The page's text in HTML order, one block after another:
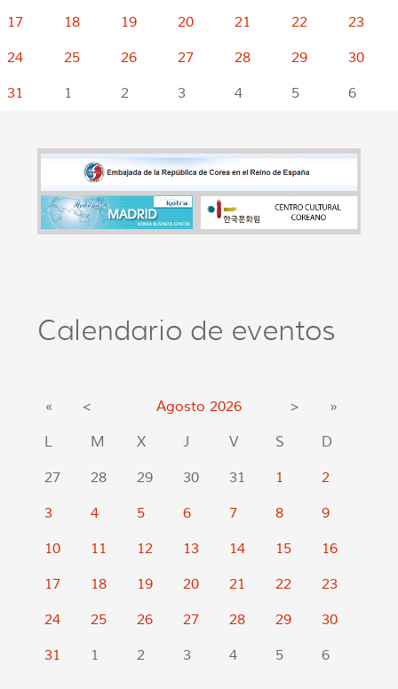
17 18 19 20 21 22
23
24
25 26 27 28 29
30
31
1 2 3 4 5 6
Calendario de eventos
« < Agosto 2026 >
»
L
M X J V S
D
27
28 29 30 31 1
2
3
4 5 6 7 8
9
10
11 12 13 14 15
16
17
18 19 20 21 22
23
24
25 26 27 28 29
30
31
1 2 3 4 5 6